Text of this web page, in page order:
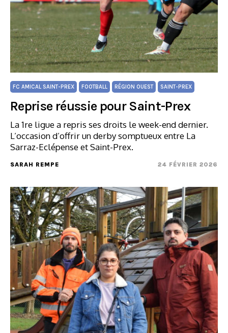
FC AMICAL SAINT-PREX FOOTBALL RÉGION OUEST SAINT-PREX
Reprise réussie pour Saint-Prex
La 1re ligue a repris ses droits le week-end dernier.
L’occasion d’offrir un derby somptueux entre La
Sarraz-Eclépense et Saint-Prex.
SARAH REMPE 24 FÉVRIER 2026